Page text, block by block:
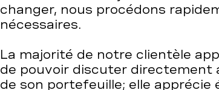
changer, nous procédons
nécessaires.
La majorité de notre clientèle
de pouvoir discuter directement
de son portefeuille; elle apprécie